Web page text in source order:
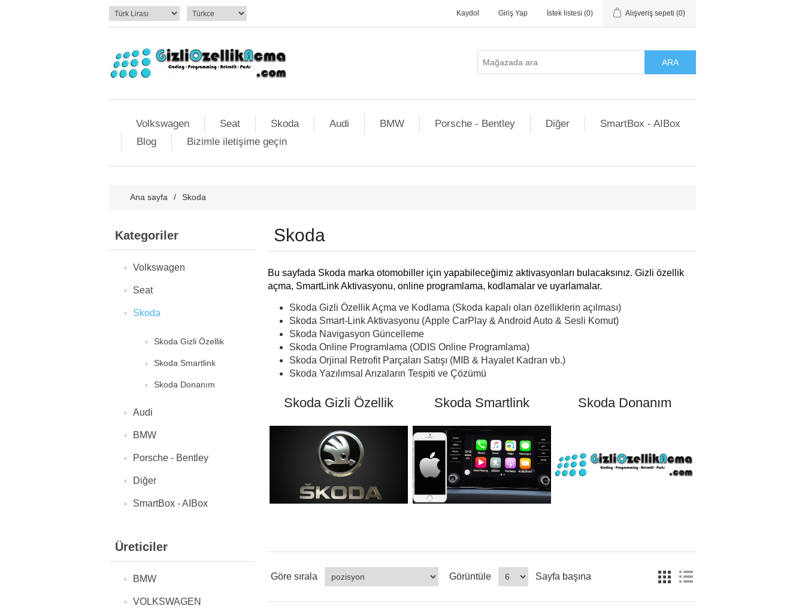
Kaydol Giriş Yap İstek listesi (0) Alışveriş sepeti (0)
ARA
Volkswagen Seat Skoda Audi BMW Porsche - Bentley Diğer
SmartBox - AIBox
Blog
Bizimle iletişime geçin
Ana sayfa / Skoda
Kategoriler
Volkswagen
Seat
Skoda
Skoda Gizli Özellik
Skoda Smartlink
Skoda Donanım
Audi
BMW
Porsche - Bentley
Diğer
SmartBox - AIBox
Üreticiler
BMW
VOLKSWAGEN
Skoda
Bu sayfada Skoda marka otomobiller için yapabileceğimiz aktivasyonları bulacaksınız. Gizli özellik
açma, SmartLink Aktivasyonu, online programlama, kodlamalar ve uyarlamalar.
Skoda Gizli Özellik Açma ve Kodlama (Skoda kapalı olan özelliklerin açılması)
Skoda Smart-Link Aktivasyonu (Apple CarPlay & Android Auto & Sesli Komut)
Skoda Navigasyon Güncelleme
Skoda Online Programlama (ODIS Online Programlama)
Skoda Orjinal Retrofit Parçaları Satışı (MIB & Hayalet Kadran vb.)
Skoda Yazılımsal Arızaların Tespiti ve Çözümü
Skoda Gizli Özellik Skoda Smartlink Skoda Donanım
Göre sırala Görüntüle Sayfa başına